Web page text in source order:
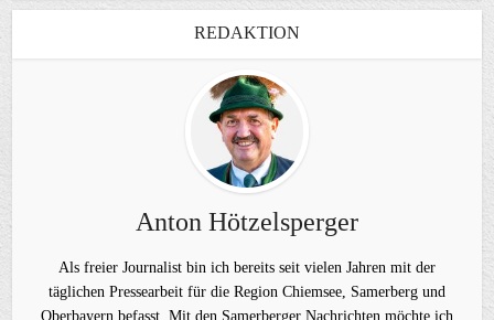
REDAKTION
Anton Hötzelsperger
Als freier Journalist bin ich bereits seit vielen Jahren mit der
täglichen Pressearbeit für die Region Chiemsee, Samerberg und
Oberbayern befasst. Mit den Samerberger Nachrichten möchte ich